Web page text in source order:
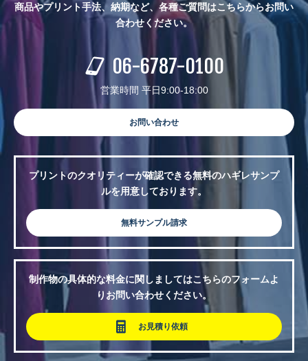
商品やプリント手法、納期など、各種ご質問はこちらからお問い
合わせください。
06-6787-0100
営業時間 平日9:00-18:00
お問い合わせ
プリントのクオリティーが確認できる無料のハギレサンプ
ルを用意しております。
無料サンプル請求
制作物の具体的な料金に関しましてはこちらのフォームよ
りお問い合わせください。
お見積り依頼